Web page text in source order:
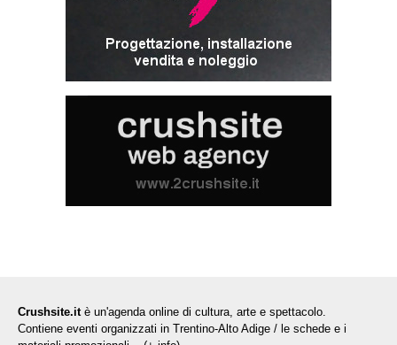
Crushsite.it è un'agenda online di cultura, arte e spettacolo.
Contiene eventi organizzati in Trentino-Alto Adige / le schede e i